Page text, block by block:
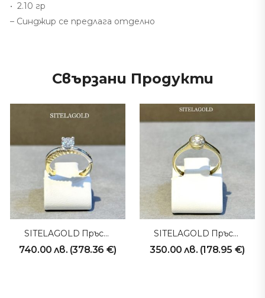
• 2.10 гр
– Синджир се предлага отделно
Свързани Продукти
SITELAGOLD Пръстен 231008
740.00лв. (378.36 €)
SITELAGOLD Пръстен 231010
350.00лв. (178.95 €)